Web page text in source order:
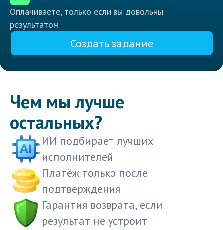
Оплачиваете, только если вы довольны
результатом
Создать задание
Чем мы лучше
остальных?
ИИ подбирает лучших
исполнителей
Платёж только после
подтверждения
Гарантия возврата, если
результат не устроит